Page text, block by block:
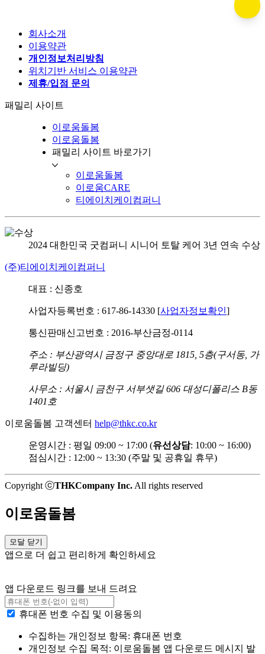
회사소개
이용약관
개인정보처리방침
위치기반 서비스 이용약관
제휴/입점 문의
패밀리 사이트
이로움돌봄
이로움돌봄
패밀리 사이트 바로가기
이로움돌봄
이로움CARE
티에이치케이컴퍼니
2024 대한민국 굿컴퍼니 시니어 토탈 케어 3년 연속 수상
(주)티에이치케이컴퍼니
대표 : 신종호
사업자등록번호 : 617-86-14330 [사업자정보확인]
통신판매신고번호 : 2016-부산금정-0114
주소 : 부산광역시 금정구 중앙대로 1815, 5층(구서동, 가
루라빌딩)
사무소 : 서울시 금천구 서부샛길 606 대성디폴리스 B동
1401호
이로움돌봄 고객센터 help@thkc.co.kr
운영시간 : 평일 09:00 ~ 17:00 (유선상담: 10:00 ~ 16:00)
점심시간 : 12:00 ~ 13:30 (주말 및 공휴일 휴무)
Copyright ⓒTHKCompany Inc. All rights reserved
이로움돌봄
모달 닫기
앱으로 더 쉽고 편리하게 확인하세요
앱 다운로드 링크를 보내 드려요
휴대폰 번호 수집 및 이용동의
수집하는 개인정보 항목: 휴대폰 번호
개인정보 수집 목적: 이로움돌봄 앱 다운로드 메시지 발